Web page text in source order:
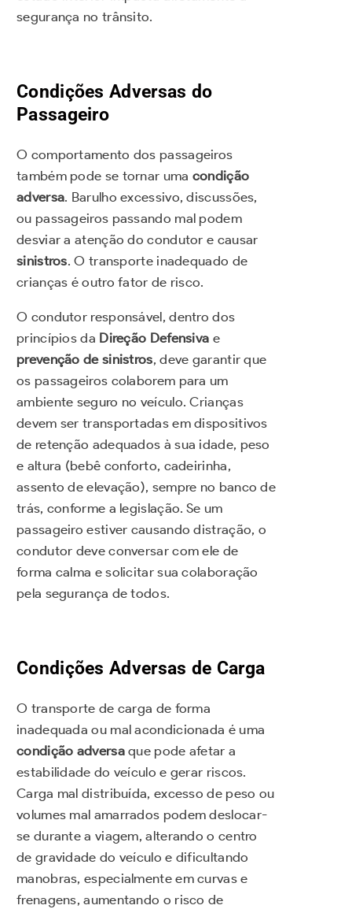
segurança no trânsito.
Condições Adversas do
Passageiro
O comportamento dos passageiros
também pode se tornar uma condição
adversa. Barulho excessivo, discussões,
ou passageiros passando mal podem
desviar a atenção do condutor e causar
sinistros. O transporte inadequado de
crianças é outro fator de risco.
O condutor responsável, dentro dos
princípios da Direção Defensiva e
prevenção de sinistros, deve garantir que
os passageiros colaborem para um
ambiente seguro no veículo. Crianças
devem ser transportadas em dispositivos
de retenção adequados à sua idade, peso
e altura (bebê conforto, cadeirinha,
assento de elevação), sempre no banco de
trás, conforme a legislação. Se um
passageiro estiver causando distração, o
condutor deve conversar com ele de
forma calma e solicitar sua colaboração
pela segurança de todos.
Condições Adversas de Carga
O transporte de carga de forma
inadequada ou mal acondicionada é uma
condição adversaque pode afetar a
estabilidade do veículo e gerar riscos.
Carga mal distribuída, excesso de peso ou
volumes mal amarrados podem deslocar-
se durante a viagem, alterando o centro
de gravidade do veículo e dificultando
manobras, especialmente em curvas e
frenagens, aumentando o risco de